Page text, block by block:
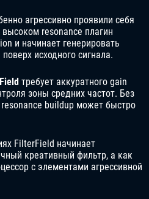
агрессивно проявили себя
resonance плагин
и начинает генерировать
исходного сигнала.
требует аккуратного gain
зоны средних частот. Без
buildup может быстро
FilterField начинает
креативный фильтр, а как
с элементами агрессивной